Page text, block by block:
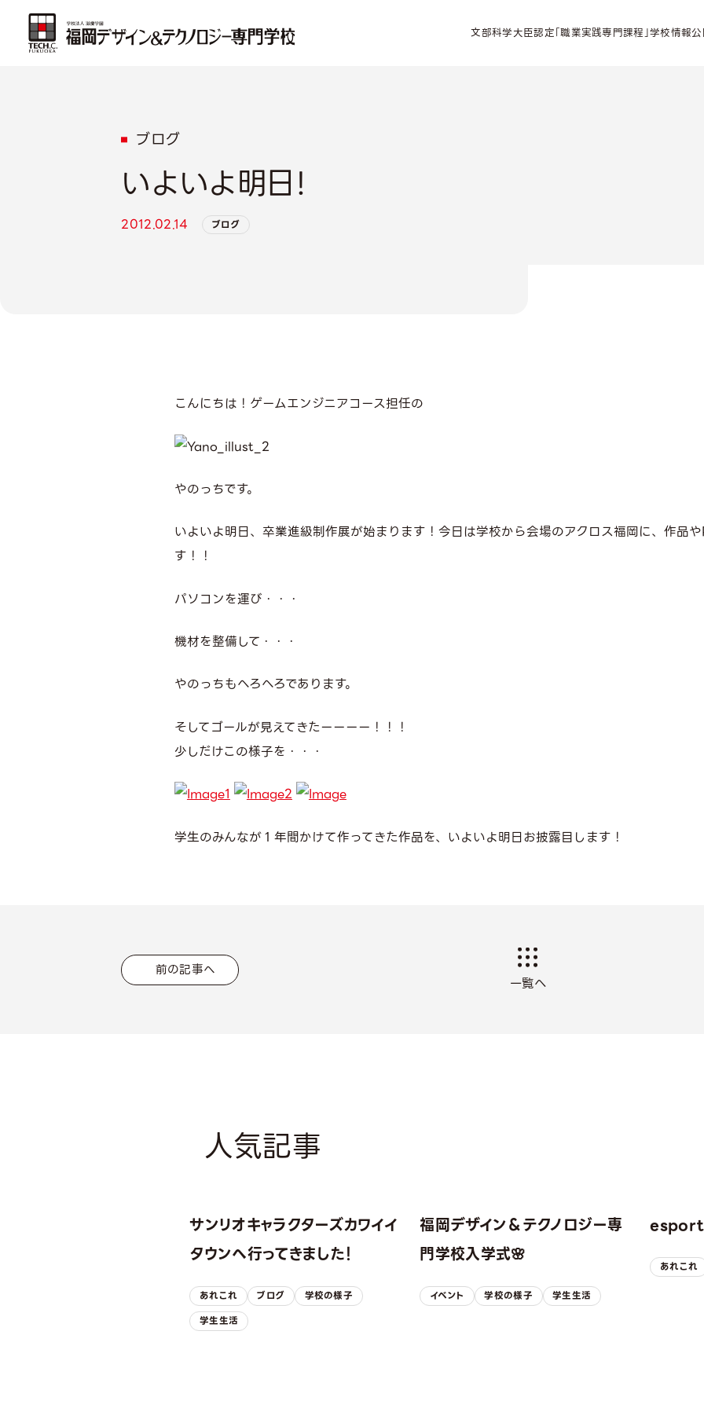
文部科学大臣認定「職業実践専門課程」学校情報
ブログ
いよいよ明日！
2012.02.14 ブログ
こんにちは！ゲームエンジニアコース担任の
やのっちです。
いよいよ明日、卒業進級制作展が始まります！今日は学校から会場のアクロス福岡に、作品
す！！
パソコンを運び・・・
機材を整備して・・・
やのっちもへろへろであります。
そしてゴールが見えてきたーーーー！！！
少しだけこの様子を・・・
学生のみんなが１年間かけて作ってきた作品を、いよいよ明日お披露目します！
前の記事へ
一覧へ
人気記事
サンリオキャラクターズカワイイ
タウンへ行ってきました！
あれこれ ブログ
学校の様子
学生生活
福岡デザイン＆テクノロジー専
門学校入学式🌸
イベント 学校の様子 学生生活
あれこれ